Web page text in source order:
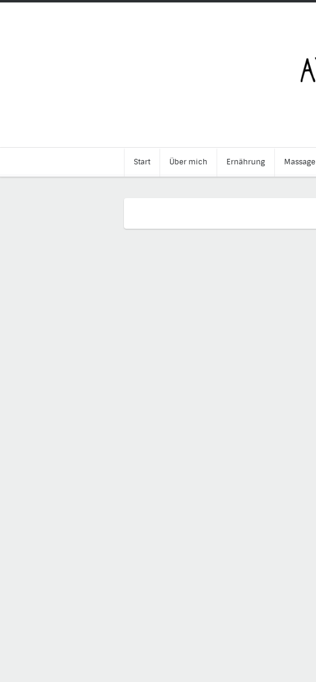
Start Über mich Ernährung Massage